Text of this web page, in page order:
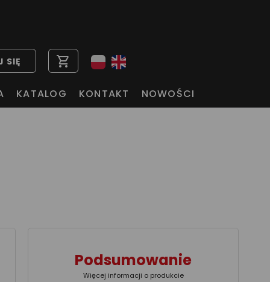
SIĘ shopping_cart
KATALOG KONTAKT NOWOŚCI
Podsumowanie
Więcej informacji o produkcie